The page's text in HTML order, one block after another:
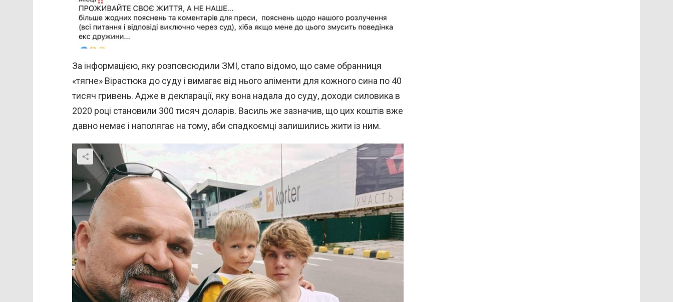
За інформацією, яку розповсюдили ЗМІ, стало відомо, що саме обранниця
«тягне» Вірастюка до суду і вимагає від нього аліменти для кожного сина по 40
тисяч гривень. Адже в декларації, яку вона надала до суду, доходи силовика в
2020 році становили 300 тисяч доларів. Василь же зазначив, що цих коштів вже
давно немає і наполягає на тому, аби спадкоємці залишились жити із ним.